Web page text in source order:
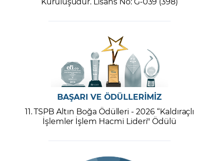
BAŞARI VE ÖDÜLLERİMİZ
11. TSPB Altın Boğa Ödülleri - 2026 “Kaldıraçlı
İşlemler İşlem Hacmi Lideri" Ödülü